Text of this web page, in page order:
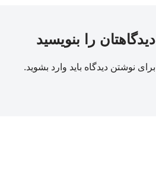
دیدگاهتان را بنویسید
برای نوشتن دیدگاه باید وارد بشوید.